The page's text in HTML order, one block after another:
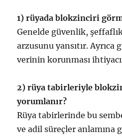
1) rüyada blokzinciri
Genelde güvenlik,
arzusunu yansıtır. Ayrıca
verinin korunması
2) rüya tabirleriyle
yorumlanır?
Rüya tabirlerinde bu
ve adil süreçler anlamına